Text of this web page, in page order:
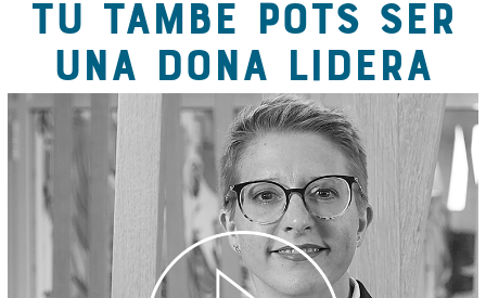
TU TAMBÉ POTS SER
UNA DONA LIDERA